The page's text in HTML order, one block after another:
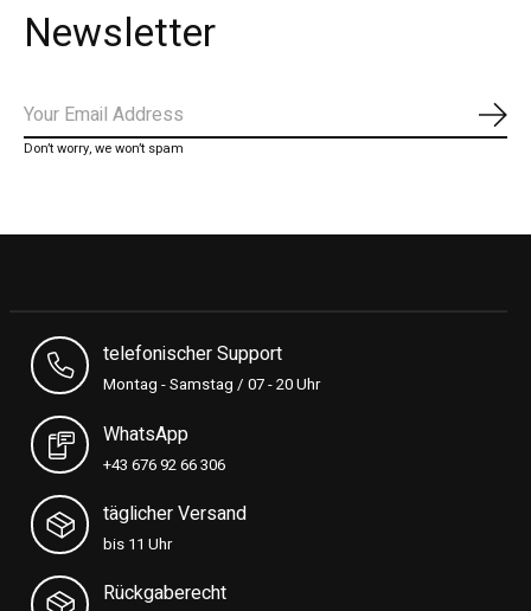
Newsletter
Don’t worry, we won’t spam
telefonischer Support
Montag - Samstag / 07 - 20 Uhr
WhatsApp
+43 676 92 66 306
täglicher Versand
bis 11 Uhr
Rückgaberecht